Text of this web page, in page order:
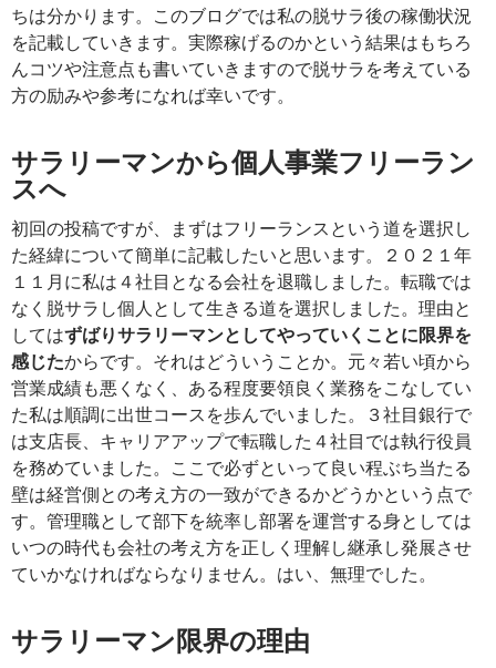
ちは分かります。このブログでは私の脱サラ後の稼働状況
を記載していきます。実際稼げるのかという結果はもちろ
んコツや注意点も書いていきますので脱サラを考えている
方の励みや参考になれば幸いです。
サラリーマンから個人事業フリーラン
スへ
初回の投稿ですが、まずはフリーランスという道を選択し
た経緯について簡単に記載したいと思います。２０２１年
１１月に私は４社目となる会社を退職しました。転職では
なく脱サラし個人として生きる道を選択しました。理由と
してはずばりサラリーマンとしてやっていくことに限界を
感じたからです。それはどういうことか。元々若い頃から
営業成績も悪くなく、ある程度要領良く業務をこなしてい
た私は順調に出世コースを歩んでいました。３社目銀行で
は支店長、キャリアアップで転職した４社目では執行役員
を務めていました。ここで必ずといって良い程ぶち当たる
壁は経営側との考え方の一致ができるかどうかという点で
す。管理職として部下を統率し部署を運営する身としては
いつの時代も会社の考え方を正しく理解し継承し発展させ
ていかなければならなりません。はい、無理でした。
サラリーマン限界の理由